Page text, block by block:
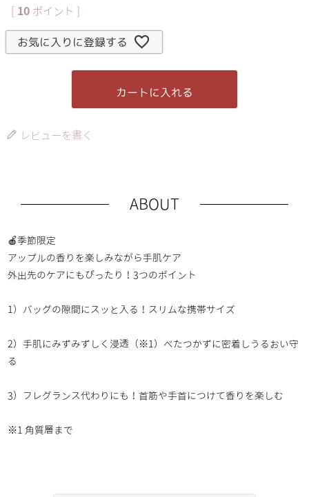
10 ポイント ]
お気に入りに登録する
カートに入れる
レビューを書く
ABOUT
🍎季節限定
アップルの香りを楽しみながら手肌ケア
外出先のケアにもぴったり！3つのポイント
1）バッグの隙間にスッと入る！スリムな携帯サイズ
2）手肌にみずみずしく浸透（※1）べたつかずに密着しうるおい守
る
3）フレグランス代わりにも！首筋や手首につけて香りを楽しむ
※1 角質層まで